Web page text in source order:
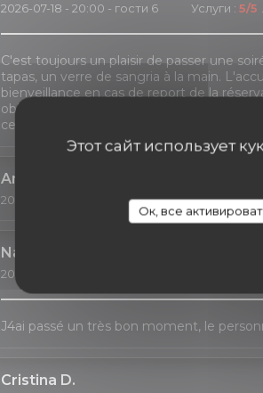
Этот сайт использует
Ок, все
2026-07-18 - 20:00 - гости 6 Услуги : 5/5
C'est toujours un plaisir de passer une
tapas, un verre de sangria à la main.
bienveillance en cas de report de la
obligé à décaler le dîner à deux reprises).
certaines formules n'étant plus proposées.
Anne
2026-07-11 - 18:30 - гости 3 Услуги:4/5
Natalia
2026-07-04
J4ai passé un très bon moment, le
Cristina D